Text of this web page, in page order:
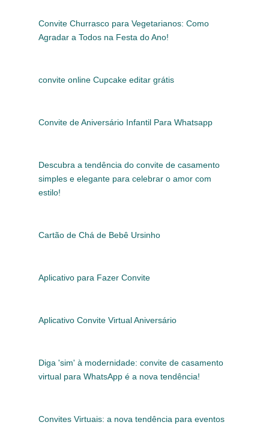
Convite Churrasco para Vegetarianos: Como
Agradar a Todos na Festa do Ano!
convite online Cupcake editar grátis
Convite de Aniversário Infantil Para Whatsapp
Descubra a tendência do convite de casamento
simples e elegante para celebrar o amor com
estilo!
Cartão de Chá de Bebê Ursinho
Aplicativo para Fazer Convite
Aplicativo Convite Virtual Aniversário
Diga 'sim' à modernidade: convite de casamento
virtual para WhatsApp é a nova tendência!
Convites Virtuais: a nova tendência para eventos